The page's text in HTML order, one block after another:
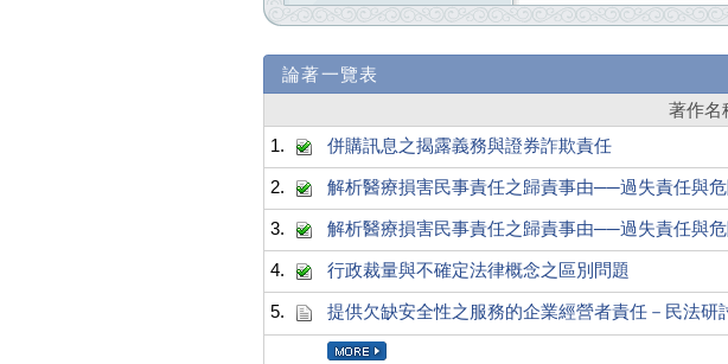
論著一覽表
著作名
1.
併購訊息之揭露義務與證券詐欺責任
2. 解析醫療損害民事責任之歸責事由──過失責任與危
3. 解析醫療損害民事責任之歸責事由──過失責任與危
4. 行政裁量與不確定法律概念之區別問題
5. 提供欠缺安全性之服務的企業經營者責任－民法研